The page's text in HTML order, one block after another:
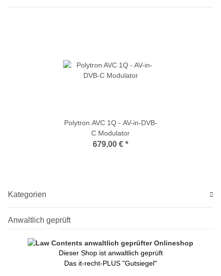
Polytron AVC 1Q - AV-in-DVB-
C Modulator
679,00 € *
Kategorien
Anwaltlich geprüft
Dieser Shop ist anwaltlich geprüft
Das it-recht-PLUS "Gutsiegel"